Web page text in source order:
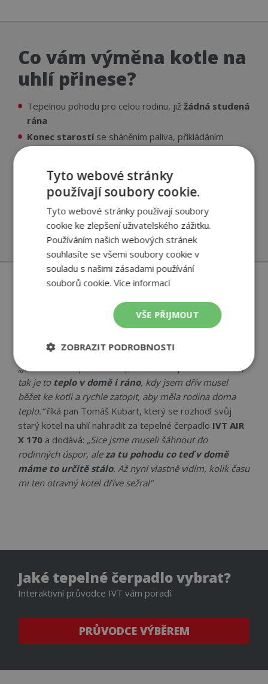
Co vám výměna kotle na
uhlí přinese?
Tepelnou pohodu pro celou rodinu, již žádná studená
rána
Konec starostíse sháněním paliva, přikládáním
Nový čistý prostor ve sklepě místo kotelny a uhelny
JAK PROBÍHÁ INSTALACE TEPELNÉHO ČERPADLA
MÍSTO KOTLE NA UHLÍ >
Číslo na rozvoz uhlí
a kominíka jsme
vyhodili
„Jestli mě na tepelném čerpadle něco opravdu nadchlo,
tak je to teplo v domě i ráno, kdy jsem dřív musel
běžet ke kotli a rychle zatopit, aby měla rodina doma
teplo.“říká pan Tomáš Kubart, který se rozhodl svůj
starý kotel na uhlí nahradit za tepelné čerpadlo IVT AIR
X 170 a dodává: „Sice jsme museli šáhnout do
rodinných úspor, aleza tu pohodu co teď v domě
máme to určitě stálo. Až nyní vlastně vidím, kolik času
mi ten otravný kotel dříve sežral“
Jaké tepelné čerpadlo vybrat?
Interaktivní průvodce IVT vám poradí.
PRŮVODCE VÝBĚREM
Tyto webové stránky
používají soubory cookie.
Tyto webové stránky používají soubory
cookie ke zlepšení uživatelského zážitku.
Používáním našich webových stránek
souhlasíte se všemi soubory cookie v
souladu s našimi zásadami používání
souborů cookie.Více informací
VŠE PŘIJMOUT
ZOBRAZIT PODROBNOSTI
Nezbytně
nutné
soubory
Výkonové
soubory
Soubory
cílení
Funkční soubory
Nezařazené
soubory
Soubory cílení
Funkční soubory
Nezbytně nutné soubory cookie umožňují
základní funkce webových stránek, jako je
nelze bez nezbytně nutných souborů cookie
správně používat.
Název
Provider/Doména Vyprší
www.cerpadla-
dny